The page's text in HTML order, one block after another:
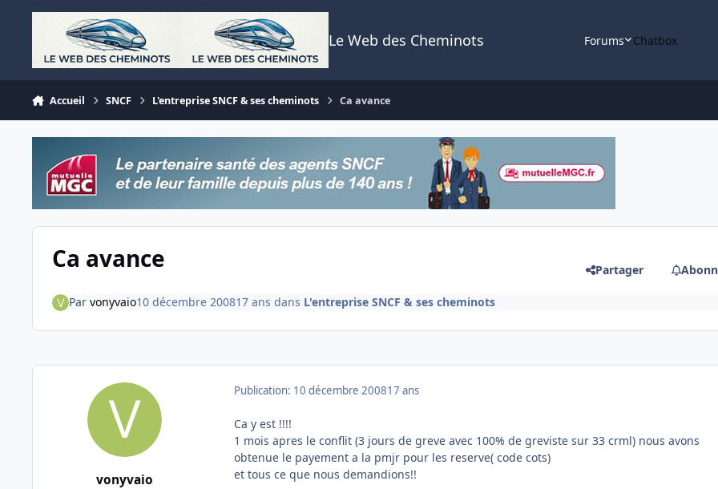
Aller au contenu
Le Web des Cheminots Forums Chatbox
Accueil SNCF L'entreprise SNCF & ses cheminots Ca avance
Ca avance Partager
Par vonyvaio10 décembre 200817 ans dans L'entreprise SNCF & ses cheminots
vonyvaio
Publication: 10 décembre 200817 ans
Ca y est !!!!
1 mois apres le conflit (3 jours de greve avec 100% de greviste sur 33 crml) nous avons
obtenue le payement a la pmjr pour les reserve( code cots)
et tous ce que nous demandions!!